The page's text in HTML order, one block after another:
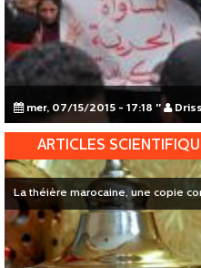
mer, 07/15/2015 - 17:18 "
La théière marocaine, une copie
ARTICLES